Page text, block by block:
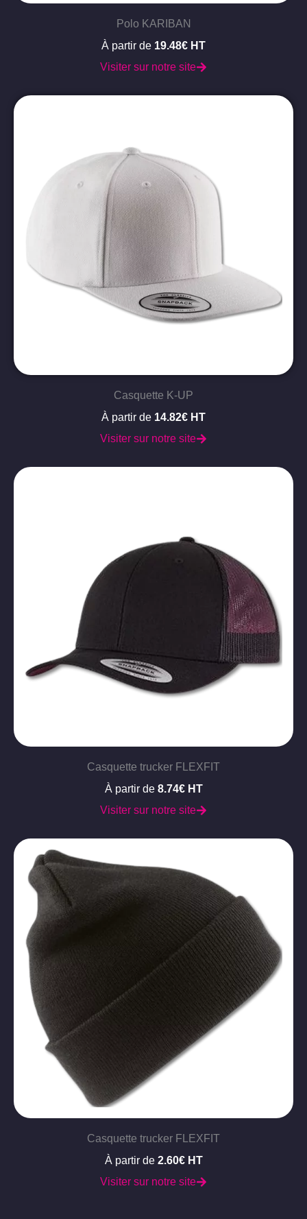
Polo KARIBAN
À partir de 19.48€ HT
Visiter sur notre site
Casquette K-UP
À partir de 14.82€ HT
Visiter sur notre site
Casquette trucker FLEXFIT
À partir de 8.74€ HT
Visiter sur notre site
Casquette trucker FLEXFIT
À partir de 2.60€ HT
Visiter sur notre site